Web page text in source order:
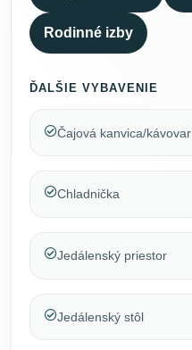
Rodinné izby
ĎALŠIE VYBAVENIE
Čajová kanvica/kávovar
Chladnička
Jedálenský priestor
Jedálenský stôl